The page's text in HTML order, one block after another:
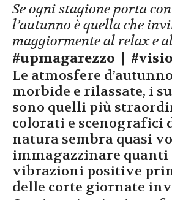
Se ogni stagione porta
l’autunno è quella che
maggiormente al relax e
#upmagarezzo |
Le atmosfere
morbide e rilassate, i
sono quelli più
colorati e scenografici
natura sembra quasi
immagazzinare quanti
vibrazioni positive
delle corte giornate